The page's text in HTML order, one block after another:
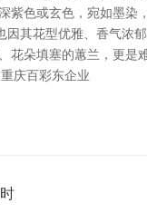
紫色或玄色，宛如墨染
因其花型优雅、香气浓郁
花朵填塞的蕙兰，更是
庆百彩东企业